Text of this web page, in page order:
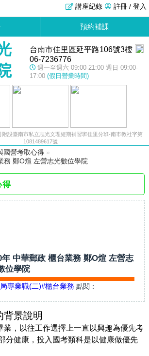
註冊 / 登入
講座紀錄
預約補課
台南市佳里區延平路106號3樓
06-7236776
週一至週六 09:00-21:00 週日 09:00-
17:00 (假日營業時間)
附設臺南市私立志光文理短期補習班佳里分班-南市教社字第
1081489617號
國營考取心得 »
務 鄭O煊 左營志光數位學院
得
年 中華郵政 櫃台業務 鄭O煊 左營志
位學院
專業職(二)#櫃台業務 點閱：
背景說明
，以往工作選擇上一直以興趣為優先考
分健康，投入國考類科是以健康做優先